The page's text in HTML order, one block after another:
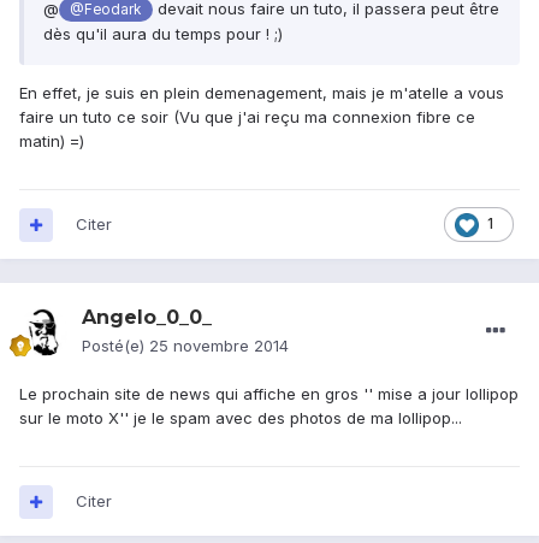
@ @Feodark
devait nous faire un tuto, il passera peut être
dès qu'il aura du temps pour ! ;)
En effet, je suis en plein demenagement, mais je m'atelle a vous
faire un tuto ce soir (Vu que j'ai reçu ma connexion fibre ce
matin) =)
1
Citer
Angelo_0_0_
Posté(e) 25 novembre 2014
Le prochain site de news qui affiche en gros '' mise a jour lollipop
sur le moto X'' je le spam avec des photos de ma lollipop...
Citer